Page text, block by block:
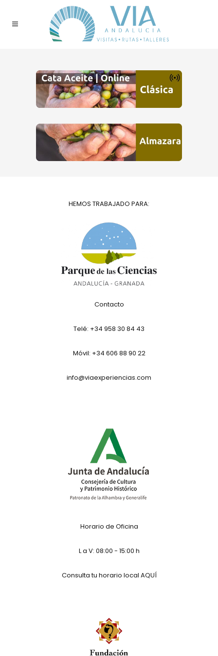
HEMOS TRABAJADO PARA:
Contacto
Telé: +34 958 30 84 43
Móvil: +34 606 88 90 22
info@viaexperiencias.com
Horario de Oficina
L a V: 08:00 - 15:00 h
Consulta tu horario local AQUÍ